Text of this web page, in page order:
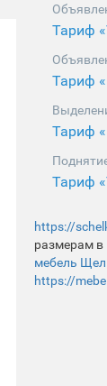
Тариф
Тариф
Тариф
Тариф
https://
размерам
мебель
https://